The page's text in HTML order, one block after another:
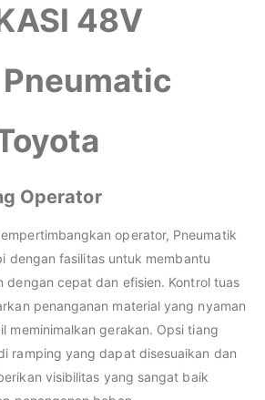
48V
Operator
operator, Pneumatik
dengan fasilitas untuk membantu
dengan cepat dan efisien. Kontrol tuas
penanganan material yang nyaman
meminimalkan gerakan. Opsi tiang
ramping yang dapat disesuaikan dan
visibilitas yang sangat baik